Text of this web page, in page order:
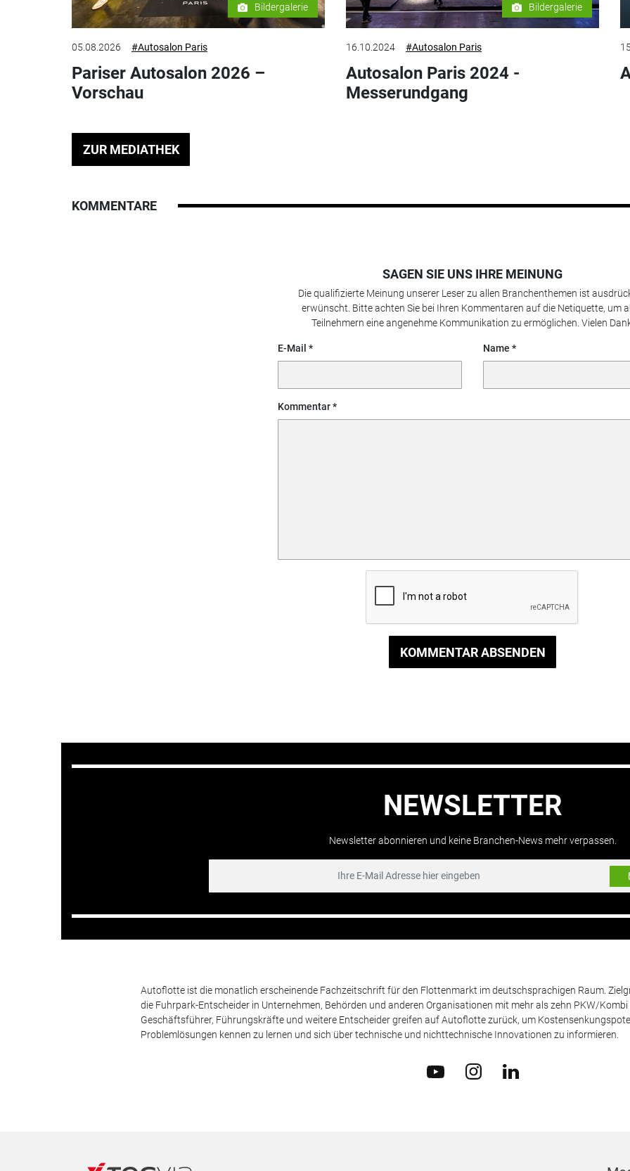
Bildergalerie
05.08.2026 #Autosalon Paris
Pariser Autosalon 2026 –
Vorschau
Bildergalerie
16.10.2024 #Autosalon Paris
Autosalon Paris 2024 -
Messerundgang
ZUR MEDIATHEK
KOMMENTARE
SAGEN SIE UNS IHRE MEINUNG
Die qualifizierte Meinung unserer Leser zu allen Branchenthemen ist
erwünscht. Bitte achten Sie bei Ihren Kommentaren auf die Netiquette, um
Teilnehmern eine angenehme Kommunikation zu ermöglichen. Vielen
E-Mail Name
Kommentar
KOMMENTAR ABSENDEN
NEWSLETTER
Newsletter abonnieren und keine Branchen-News mehr verpassen.
Autoflotte ist die monatlich erscheinende Fachzeitschrift für den Flottenmarkt im deutschsprachigen Raum.
die Fuhrpark-Entscheider in Unternehmen, Behörden und anderen Organisationen mit mehr als zehn PKW/
Geschäftsführer, Führungskräfte und weitere Entscheider greifen auf Autoflotte zurück, um
Problemlösungen kennen zu lernen und sich über technische und nichttechnische Innovationen zu informieren.